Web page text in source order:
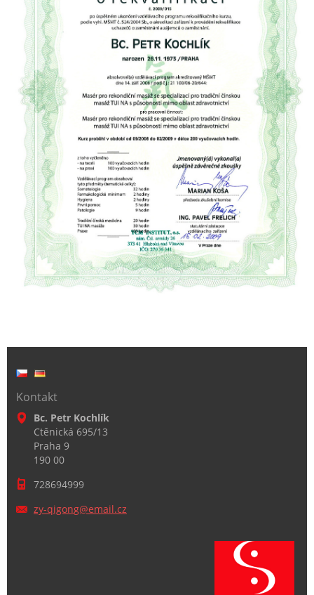
Kontakt
Bc. Petr Kochlík
Ctěnická 695/13
Praha 9
190 00
728694999
zy-qigong@email.cz